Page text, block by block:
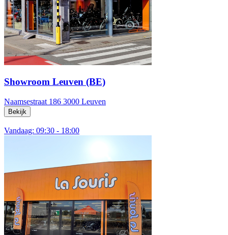
Showroom Leuven (BE)
Naamsestraat 186 3000 Leuven
Bekijk
Vandaag: 09:30 - 18:00